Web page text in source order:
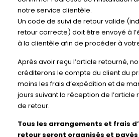
notre service clientèle.
Un code de suivi de retour valide
retour correcte) doit être envoyé à
à la clientèle afin de procéder à
Après avoir reçu l’article retourné,
créditerons le compte du client du
moins les frais d’expédition et de
jours suivant la réception de l’article
de retour.
Tous les arrangements et frais
retour seront organisés et